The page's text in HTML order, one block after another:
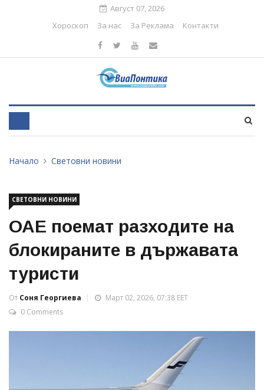
Август 07, 2026
Хороскоп
За нас За Реклама Контакти
Начало Световни новини
СВЕТОВНИ НОВИНИ
ОАЕ поемат разходите на
блокираните в държавата
туристи
От Соня Георгиева
Март 02, 2026, 07:38 EET
0 Comments